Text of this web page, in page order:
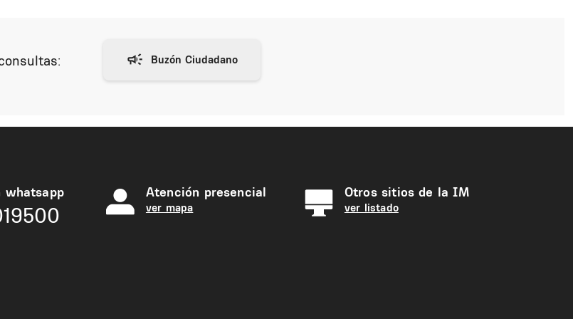
whatsapp Atención presencial
ver mapa
Otros sitios de la IM
ver listado